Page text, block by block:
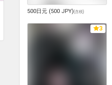
500日元 (500 JPY)(含税)
3